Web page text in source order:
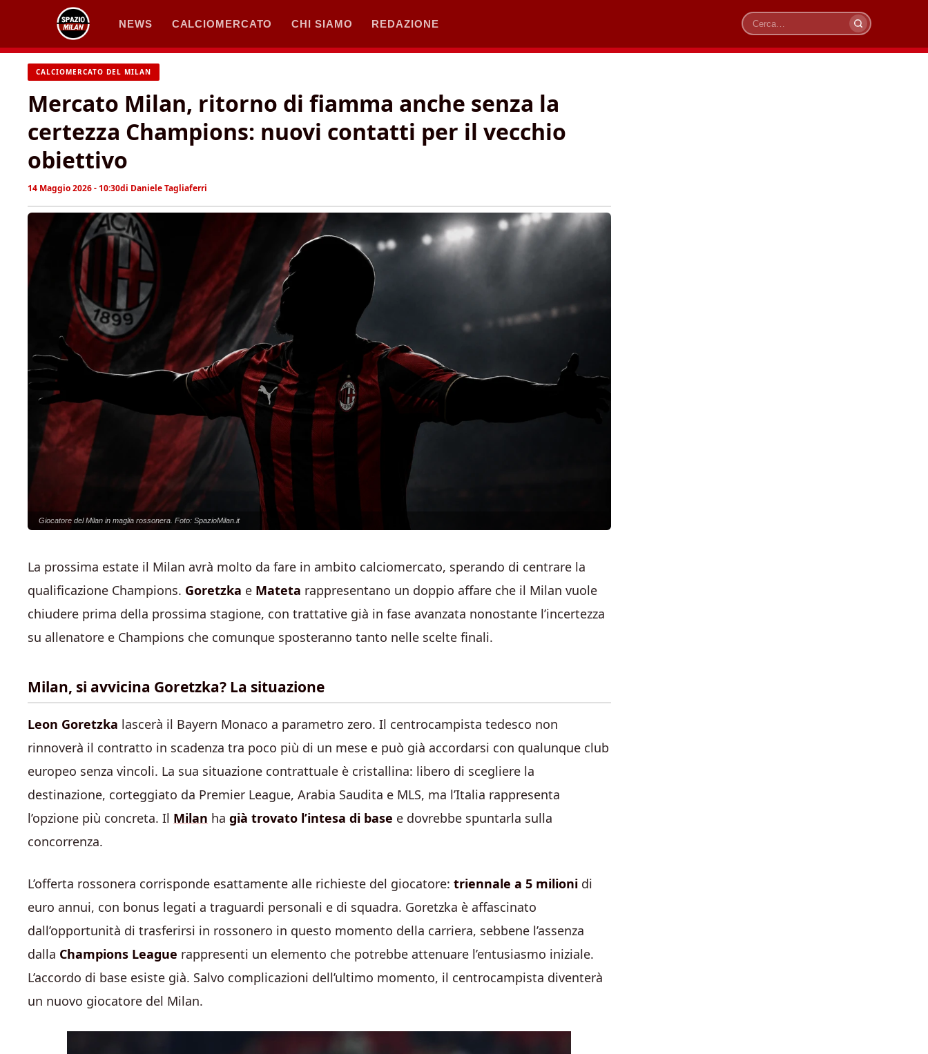
contenuto
NEWS CALCIOMERCATO CHI SIAMO REDAZIONE
Cerca
CALCIOMERCATO DEL MILAN
Mercato Milan, ritorno di fiamma anche senza la
certezza Champions: nuovi contatti per il vecchio
obiettivo
14 Maggio 2026 - 10:30di Daniele Tagliaferri
Giocatore del Milan in maglia rossonera. Foto: SpazioMilan.it
La prossima estate il Milan avrà molto da fare in ambito calciomercato, sperando di centrare la
qualificazione Champions. Goretzka e Mateta rappresentano un doppio affare che il Milan vuole
chiudere prima della prossima stagione, con trattative già in fase avanzata nonostante l’incertezza
su allenatore e Champions che comunque sposteranno tanto nelle scelte finali.
Milan, si avvicina Goretzka? La situazione
Leon Goretzka lascerà il Bayern Monaco a parametro zero. Il centrocampista tedesco non
rinnoverà il contratto in scadenza tra poco più di un mese e può già accordarsi con qualunque club
europeo senza vincoli. La sua situazione contrattuale è cristallina: libero di scegliere la
destinazione, corteggiato da Premier League, Arabia Saudita e MLS, ma l’Italia rappresenta
l’opzione più concreta. Il Milan ha già trovato l’intesa di base e dovrebbe spuntarla sulla
concorrenza.
L’offerta rossonera corrisponde esattamente alle richieste del giocatore: triennale a 5 milioni di
euro annui, con bonus legati a traguardi personali e di squadra. Goretzka è affascinato
dall’opportunità di trasferirsi in rossonero in questo momento della carriera, sebbene l’assenza
dalla Champions League rappresenti un elemento che potrebbe attenuare l’entusiasmo iniziale.
L’accordo di base esiste già. Salvo complicazioni dell’ultimo momento, il centrocampista diventerà
un nuovo giocatore del Milan.